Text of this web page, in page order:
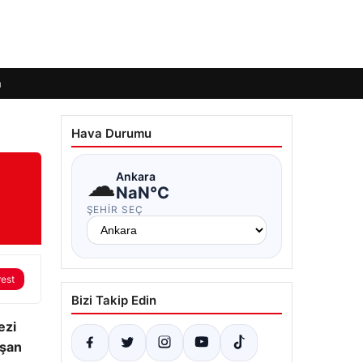
Hava Durumu
☁Ankara
NaN°C
ŞEHIR SEÇ
Bizi Takip Edin